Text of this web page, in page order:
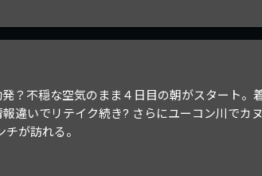
？不穏な空気のまま４日目の朝がスタート。
違いでリテイク続き? さらにユーコン川でカ
が訪れる。